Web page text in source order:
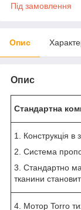
Під замовлення
Опис
Опис
Стандартна
1. Конструкція в
2. Система
3. Стандартно
тканини
4. Мотор Torro